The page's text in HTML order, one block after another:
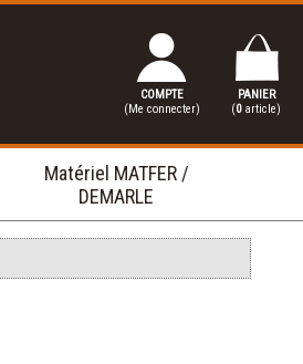
COMPTE
(Me connecter)
PANIER
(0 article)
Matériel MATFER /
DEMARLE